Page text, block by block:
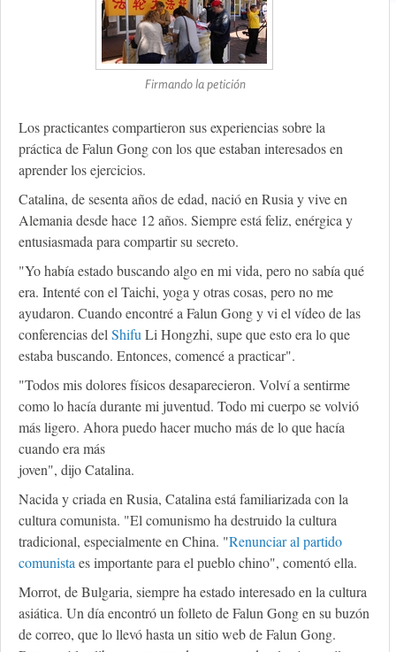
Firmando la petición
Los practicantes compartieron sus experiencias sobre la
práctica de Falun Gong con los que estaban interesados en
aprender los ejercicios.
Catalina, de sesenta años de edad, nació en Rusia y vive en
Alemania desde hace 12 años. Siempre está feliz, enérgica y
entusiasmada para compartir su secreto.
"Yo había estado buscando algo en mi vida, pero no sabía qué
era. Intenté con el Taichi, yoga y otras cosas, pero no me
ayudaron. Cuando encontré a Falun Gong y vi el vídeo de las
conferencias delShifuLi Hongzhi, supe que esto era lo que
estaba buscando. Entonces, comencé a practicar".
"Todos mis dolores físicos desaparecieron. Volví a sentirme
como lo hacía durante mi juventud. Todo mi cuerpo se volvió
más ligero. Ahora puedo hacer mucho más de lo que hacía
cuando era más
joven", dijo Catalina.
Nacida y criada en Rusia, Catalina está familiarizada con la
cultura comunista. "El comunismo ha destruido la cultura
tradicional, especialmente en China. "Renunciar al partido
comunistaes importante para el pueblo chino", comentó ella.
Morrot, de Bulgaria, siempre ha estado interesado en la cultura
asiática. Un día encontró un folleto de Falun Gong en su buzón
de correo, que lo llevó hasta un sitio web de Falun Gong.